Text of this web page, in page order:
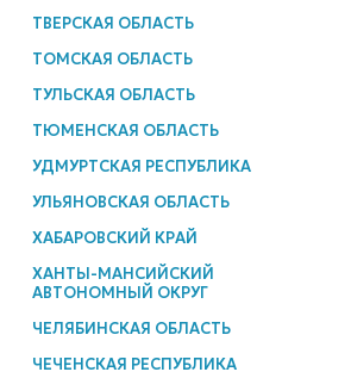
ТВЕРСКАЯ ОБЛАСТЬ
ТОМСКАЯ ОБЛАСТЬ
ТУЛЬСКАЯ ОБЛАСТЬ
ТЮМЕНСКАЯ ОБЛАСТЬ
УДМУРТСКАЯ РЕСПУБЛИКА
УЛЬЯНОВСКАЯ ОБЛАСТЬ
ХАБАРОВСКИЙ КРАЙ
ХАНТЫ-МАНСИЙСКИЙ
АВТОНОМНЫЙ ОКРУГ
ЧЕЛЯБИНСКАЯ ОБЛАСТЬ
ЧЕЧЕНСКАЯ РЕСПУБЛИКА